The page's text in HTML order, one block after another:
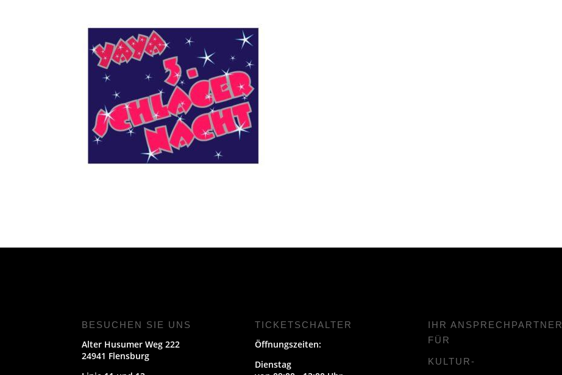
BESUCHEN SIE UNS
Alter Husumer Weg 222
24941 Flensburg
TICKETSCHALTER
Öffnungszeiten:
Dienstag
IHR ANSPRECHPARTNER
FÜR
KULTUR-